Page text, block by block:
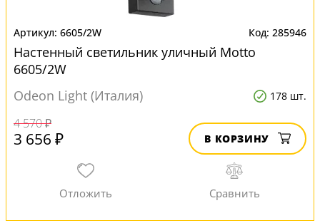
6605/2W 285946
Настенный светильник уличный Motto
6605/2W
Odeon Light (Италия)
178 шт.
4 570 ₽
3 656 ₽ В КОРЗИНУ